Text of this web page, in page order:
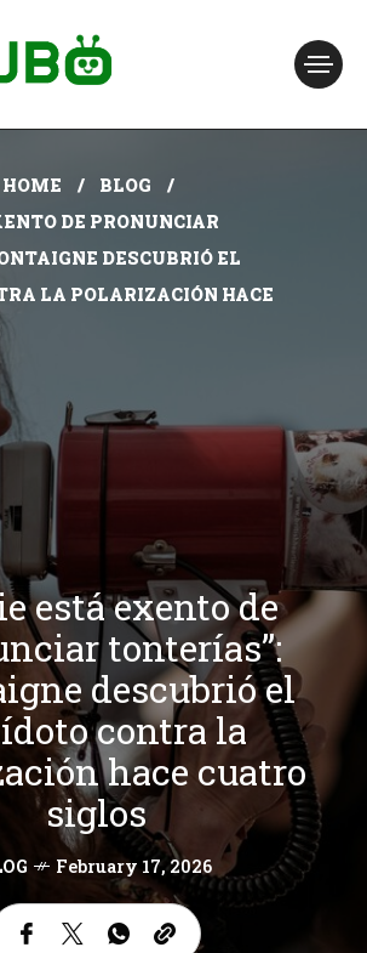
HOME
BLOG
DE PRONUNCIAR
DESCUBRIÓ EL
LA POLARIZACIÓN HACE
está exento de
tonterías”:
descubrió el
contra la
hace cuatro
siglos
February 17, 2026